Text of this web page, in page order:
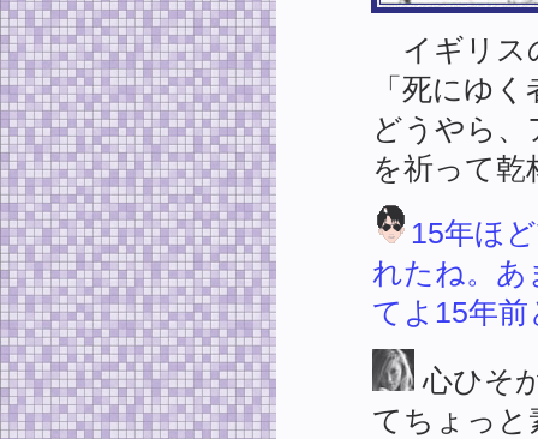
イギリス
「死にゆ
どうやら
を祈って
15年ほ
れたね。
てよ15年
心ひそ
てちょっと